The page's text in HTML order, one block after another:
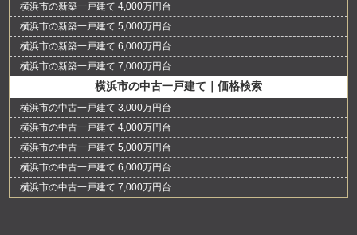
横浜市の新築一戸建て 4,000万円台
横浜市の新築一戸建て 5,000万円台
横浜市の新築一戸建て 6,000万円台
横浜市の新築一戸建て 7,000万円台
横浜市の中古一戸建て｜価格検索
横浜市の中古一戸建て 3,000万円台
横浜市の中古一戸建て 4,000万円台
横浜市の中古一戸建て 5,000万円台
横浜市の中古一戸建て 6,000万円台
横浜市の中古一戸建て 7,000万円台